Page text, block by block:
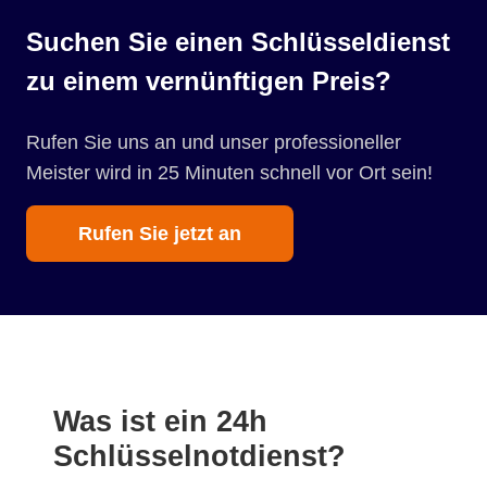
Suchen Sie einen Schlüsseldienst
zu einem vernünftigen Preis?
Rufen Sie uns an und unser professioneller
Meister wird in 25 Minuten schnell vor Ort sein!
Rufen Sie jetzt an
Was ist ein 24h
Schlüsselnotdienst?